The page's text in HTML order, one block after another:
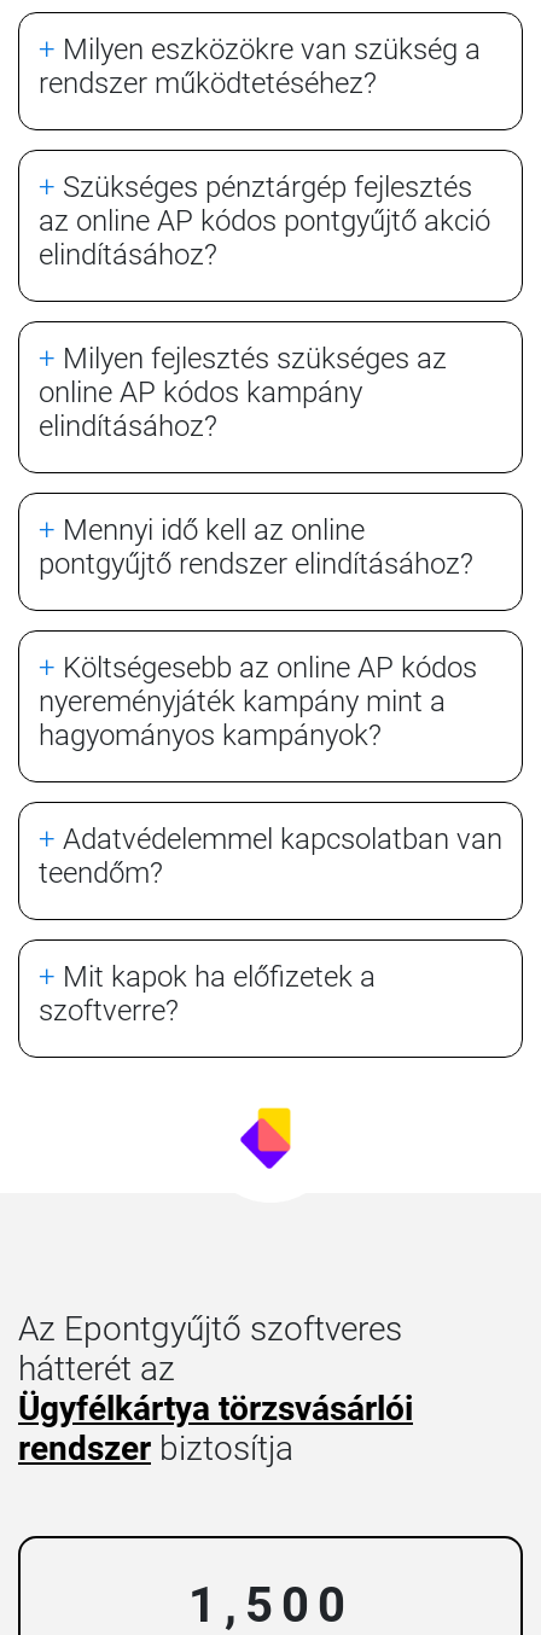
+ Milyen eszközökre van szükség a
rendszer működtetéséhez?
+ Szükséges pénztárgép fejlesztés
az online AP kódos pontgyűjtő akció
elindításához?
+ Milyen fejlesztés szükséges az
online AP kódos kampány
elindításához?
+ Mennyi idő kell az online
pontgyűjtő rendszer elindításához?
+ Költségesebb az online AP kódos
nyereményjáték kampány mint a
hagyományos kampányok?
+ Adatvédelemmel kapcsolatban van
teendőm?
+ Mit kapok ha előfizetek a
szoftverre?
Az Epontgyűjtő szoftveres
hátterét az
Ügyfélkártya törzsvásárlói
rendszer biztosítja
1,500